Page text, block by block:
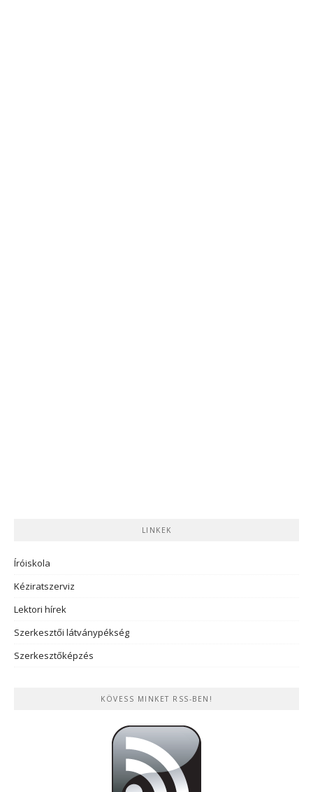
LINKEK
Íróiskola
Kéziratszerviz
Lektori hírek
Szerkesztői látványpékség
Szerkesztőképzés
KÖVESS MINKET RSS-BEN!